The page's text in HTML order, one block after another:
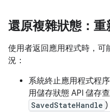
還原複雜狀態：重
使用者返回應用程式時，可
況：
系統終止應用程式程
用儲存狀態 API 儲存查
SavedStateHandle